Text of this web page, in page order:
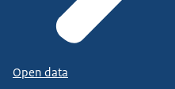
Open data